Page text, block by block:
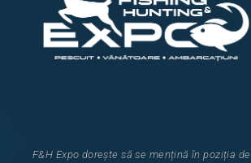
F&H Expo dorește să se mențină în poziția de